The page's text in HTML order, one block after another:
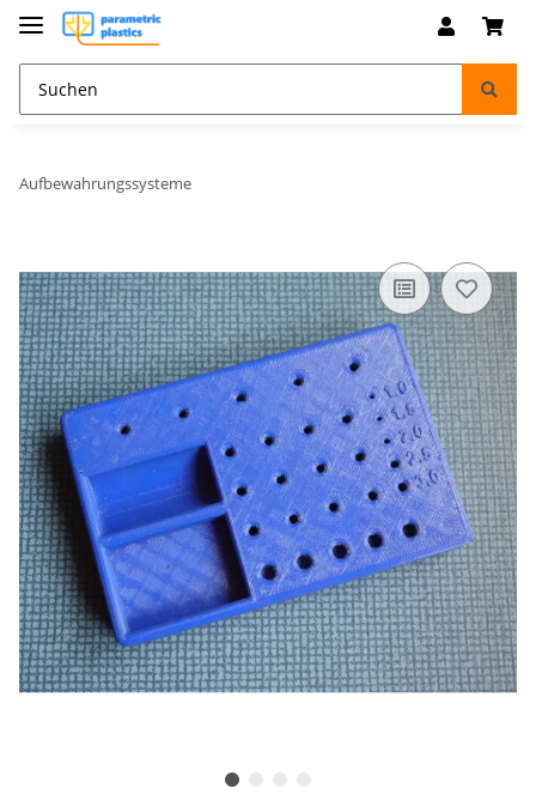
Aufbewahrungssysteme